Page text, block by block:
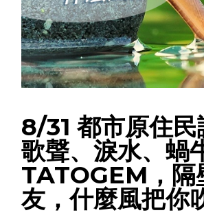
8/31 都市原住民
歌聲、淚水、蝸
TATOGEM，隔
友，什麼風把你